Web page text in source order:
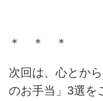
＊ ＊ ＊
次回は、心とか
のお手当」3選を